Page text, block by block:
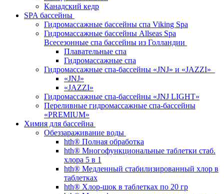
Канадский кедр
SPA бассейны
Гидромассажные бассейны спа Viking Spa
Гидромассажные бассейны Allseas Spa
Всесезонные спа бассейны из Голландии
Плавательные спа
Гидромассажные спа
Гидромассажные спа-бассейны «JNJ» и «JAZZI»
«JNJ»
«JAZZI»
Гидромассажные спа-бассейны «JNJ LIGHT»
Переливные гидромассажные спа-бассейны
«PREMIUM»
Химия для бассейна
Обеззараживание воды
hth® Полная обработка
hth® Многофункциональные таблетки стаб.
хлора 5 в 1
hth® Медленный стабилизированный хлор в
таблетках
hth® Хлор-шок в таблетках по 20 гр